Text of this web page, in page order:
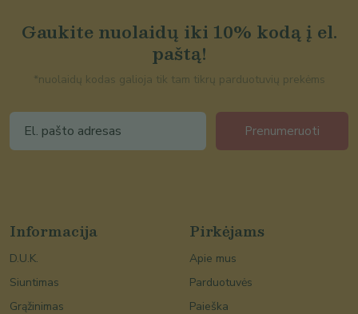
Gaukite nuolaidų iki 10% kodą į el.
paštą!
*nuolaidų kodas galioja tik tam tikrų parduotuvių prekėms
Prenumeruoti
Informacija
D.U.K.
Siuntimas
Grąžinimas
Pirkėjams
Apie mus
Parduotuvės
Paieška